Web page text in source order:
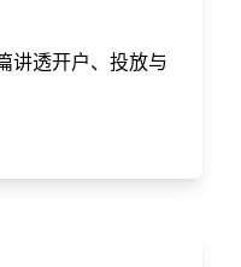
讲透开户、投放与